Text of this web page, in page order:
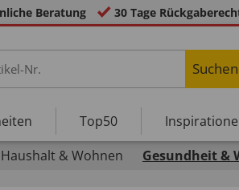
Beratung 30 Tage
Suchen
Top50
Haushalt & Wohnen Gesundheit &